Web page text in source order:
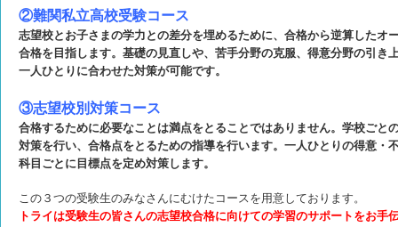
②難関私立高校受験コース
志望校とお子さまの学力との差分を埋めるために、合格から逆算したオ
合格を目指します。基礎の見直しや、苦手分野の克服、得意分野の引き
一人ひとりに合わせた対策が可能です。
③志望校別対策コース
合格するために必要なことは満点をとることではありません。学校ごと
対策を行い、合格点をとるための指導を行います。一人ひとりの得意・
科目ごとに目標点を定め対策します。
この３つの受験生のみなさんにむけたコースを用意しております。
トライは受験生の皆さんの志望校合格に向けての学習のサポートをお手